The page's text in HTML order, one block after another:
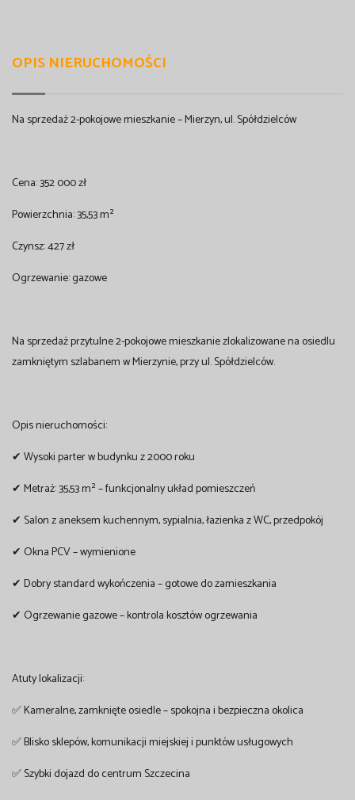
OPIS NIERUCHOMOŚCI
Na sprzedaż 2-pokojowe mieszkanie – Mierzyn, ul. Spółdzielców
Cena: 352 000 zł
Powierzchnia: 35,53 m²
Czynsz: 427 zł
Ogrzewanie: gazowe
Na sprzedaż przytulne 2-pokojowe mieszkanie zlokalizowane na osiedlu
zamkniętym szlabanem w Mierzynie, przy ul. Spółdzielców.
Opis nieruchomości:
✔ Wysoki parter w budynku z 2000 roku
✔ Metraż: 35,53 m² – funkcjonalny układ pomieszczeń
✔ Salon z aneksem kuchennym, sypialnia, łazienka z WC, przedpokój
✔ Okna PCV – wymienione
✔ Dobry standard wykończenia – gotowe do zamieszkania
✔ Ogrzewanie gazowe – kontrola kosztów ogrzewania
Atuty lokalizacji:
✅ Kameralne, zamknięte osiedle – spokojna i bezpieczna okolica
✅ Blisko sklepów, komunikacji miejskiej i punktów usługowych
✅ Szybki dojazd do centrum Szczecina